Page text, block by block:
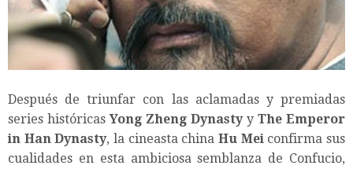
Después de triunfar con las aclamadas y premiadas
series históricas Yong Zheng Dynastyy The Emperor
in Han Dynasty, la cineasta chinaHu Mei confirma sus
cualidades en esta ambiciosa semblanza de Confucio,